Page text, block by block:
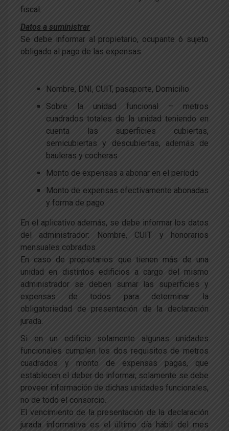
fiscal.
Datos a suministrar
Se debe informar al propietario, ocupante ó sujeto
obligado al pago de las expensas:
Nombre, DNI, CUIT, pasaporte, Domicilio
Sobre la unidad funcional – metros
cuadrados totales de la unidad teniendo en
cuenta las superficies cubiertas,
semicubiertas y descubiertas, además de
bauleras y cocheras
Monto de expensas a abonar en el período
Monto de expensas efectivamente abonadas
y forma de pago
En el aplicativo además, se debe informar los datos
del administrador: Nombre, CUIT y honorarios
mensuales cobrados
En caso de propietarios que tienen más de una
unidad en distintos edificios a cargo del mismo
administrador se deben sumar las superficies y
expensas de todos para determinar la
obligatoriedad de presentación de la declaración
jurada.
Si en un edificio solamente algunas unidades
funcionales cumplen los dos requisitos de metros
cuadrados y monto de expensas pagas, que
establecen el deber de informar, solamente se debe
proveer información de dichas unidades funcionales,
no de todo el consorcio.
El vencimiento de la presentación de la declaración
jurada informativa es el último día hábil del mes